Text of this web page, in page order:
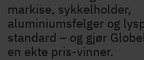
markise, sykkelholder,
aluminiumsfelger og
standard – og gjør
en ekte pris-vinner.